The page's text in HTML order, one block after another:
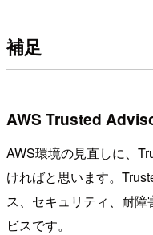
補足
AWS Trusted
AWS環境の見直しに、
ければと思います。
ス、セキュリティ、耐
ビスです。